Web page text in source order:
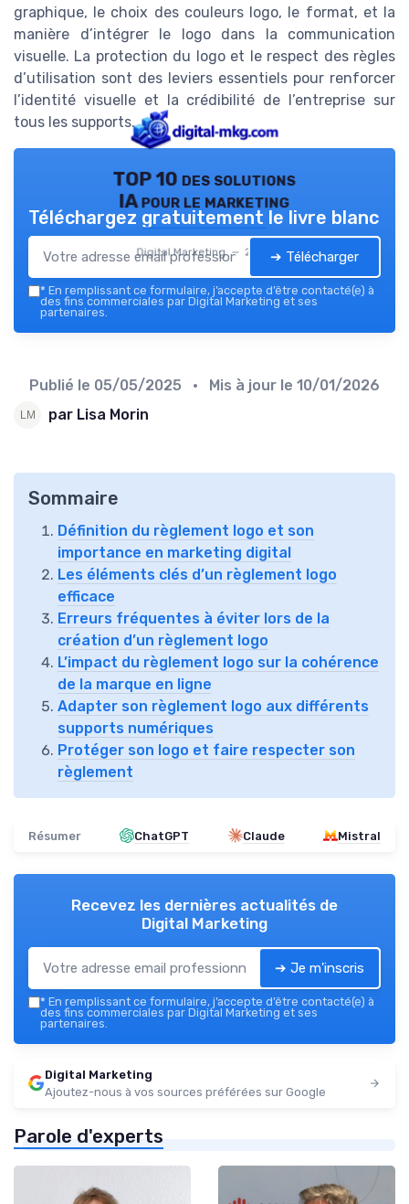
graphique, le choix des couleurs logo, le format, et la
manière d’intégrer le logo dans la communication
visuelle. La protection du logo et le respect des règles
d’utilisation sont des leviers essentiels pour renforcer
l’identité visuelle et la crédibilité de l’entreprise sur
tous les supports.
TOP 10 des solutions
IA pour le marketing
Digital Marketing — 2026
Téléchargez gratuitement le livre blanc
➔ Télécharger
* En remplissant ce formulaire, j’accepte d’être contacté(e) à
des fins commerciales par Digital Marketing et ses
partenaires.
Publié le 05/05/2025 • Mis à jour le 10/01/2026
par Lisa Morin
Sommaire
Définition du règlement logo et son
importance en marketing digital
Les éléments clés d’un règlement logo
efficace
Erreurs fréquentes à éviter lors de la
création d’un règlement logo
L’impact du règlement logo sur la cohérence
de la marque en ligne
Adapter son règlement logo aux différents
supports numériques
Protéger son logo et faire respecter son
règlement
Résumer ChatGPT Claude Mistral
Recevez les dernières actualités de
Digital Marketing
➔ Je m'inscris
* En remplissant ce formulaire, j’accepte d’être contacté(e) à
des fins commerciales par Digital Marketing et ses
partenaires.
Digital Marketing
Ajoutez-nous à vos sources préférées sur Google
Parole d'experts